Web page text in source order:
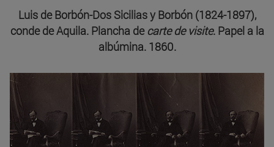
Luis de Borbón-Dos Sicilias y Borbón (1824-1897),
conde de Aquila. Plancha de carte de visite. Papel a la
albúmina. 1860.